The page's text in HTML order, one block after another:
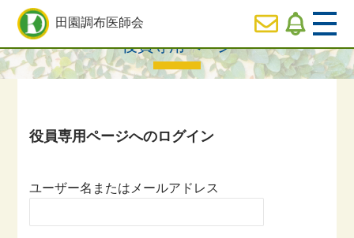
田園調布医師会
  HOME
HOME>
役員専用ページ
ユーザー名またはメールアドレス